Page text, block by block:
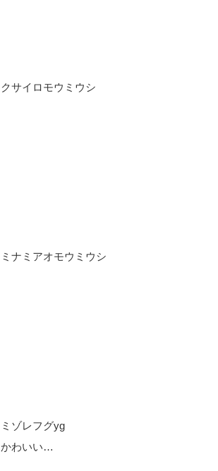
クサイロモウミウシ
ミナミアオモウミウシ
ミゾレフグyg
かわいい…